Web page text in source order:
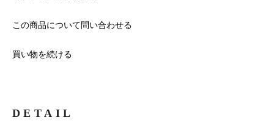
この商品について問い合わせる
買い物を続ける
DETAIL